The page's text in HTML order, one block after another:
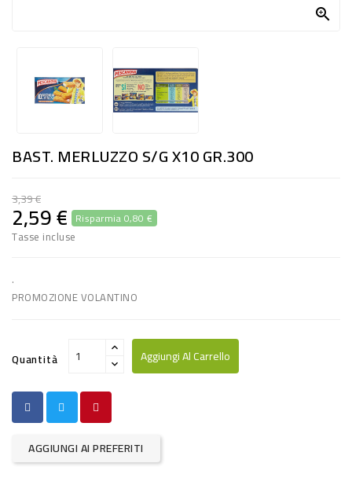
INFANZIA
PASTA,
E
FARINA
DIETETICO
NATURALI
ALIMENTI
CASA
INSETTICIDI
CARTA

BAST. MERLUZZO S/G X10 GR.300
3,39 €
2,59 € Risparmia 0,80 €
Tasse incluse
.
PROMOZIONE VOLANTINO
Quantità Aggiungi Al Carrello
AGGIUNGI AI PREFERITI